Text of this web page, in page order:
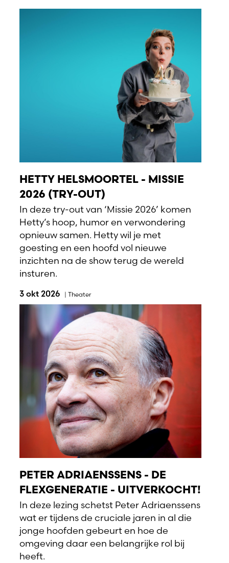
HETTY HELSMOORTEL - MISSIE
2026 (TRY-OUT)
In deze try-out van ‘Missie 2026’ komen
Hetty’s hoop, humor en verwondering
opnieuw samen. Hetty wil je met
goesting en een hoofd vol nieuwe
inzichten na de show terug de wereld
insturen.
3 okt 2026 | Theater
PETER ADRIAENSSENS - DE
FLEXGENERATIE - UITVERKOCHT!
In deze lezing schetst Peter Adriaenssens
wat er tijdens de cruciale jaren in al die
jonge hoofden gebeurt en hoe de
omgeving daar een belangrijke rol bij
heeft.